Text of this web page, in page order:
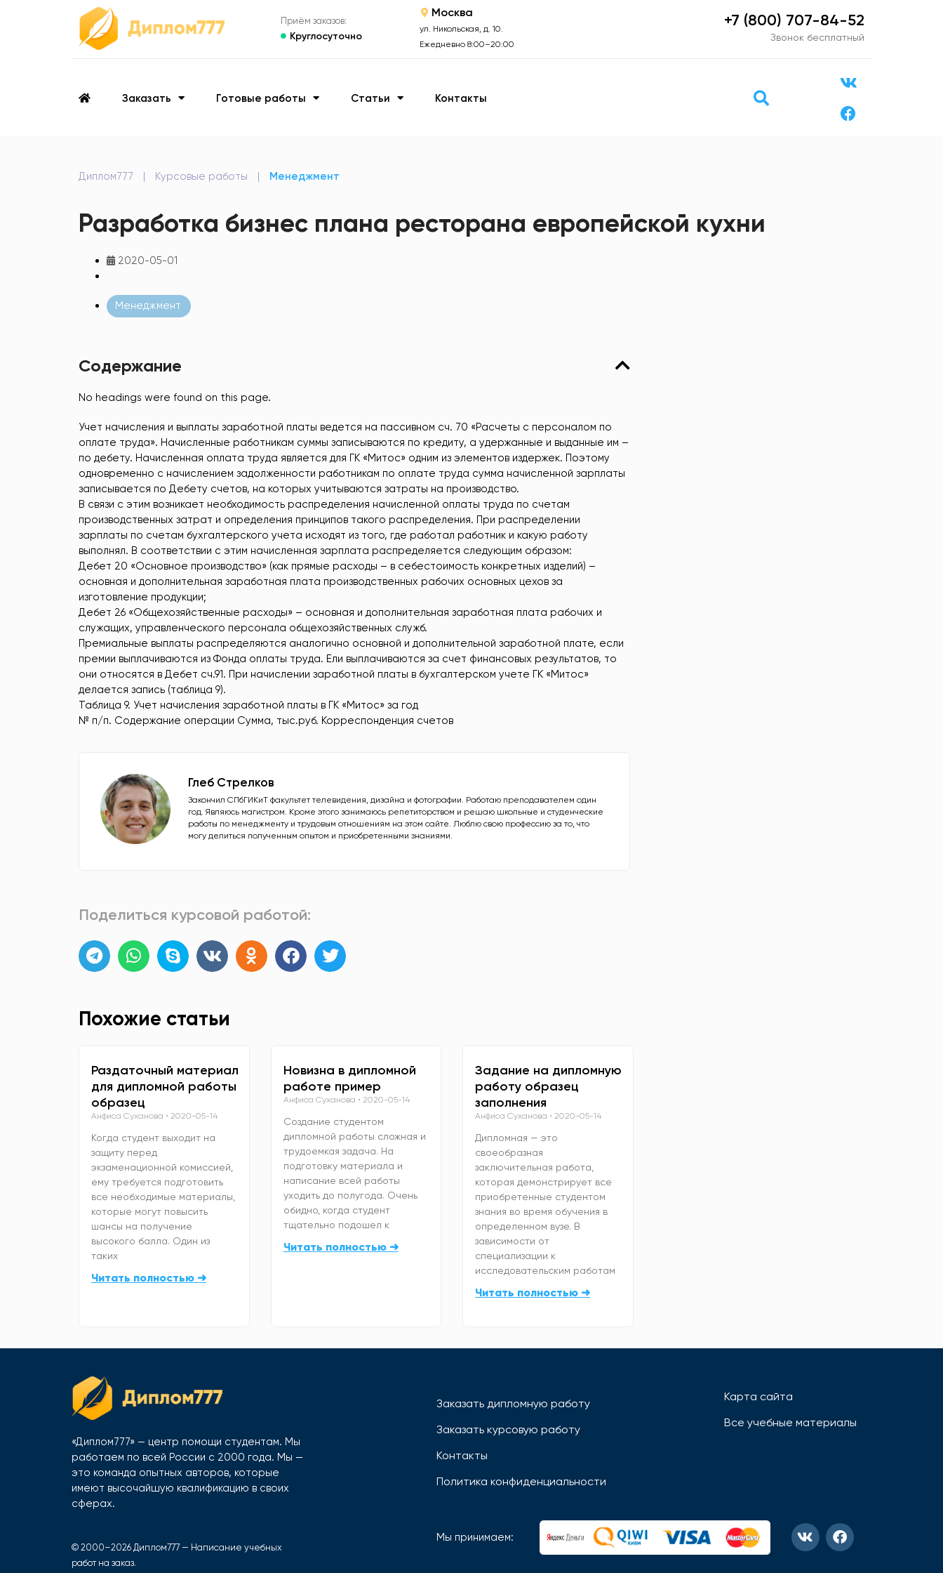
Приём заказов:
Круглосуточно
Москва
ул. Никольская, д. 10.
Ежедневно 8:00–20:00
+7 (800) 707-84-52
Звонок бесплатный
Заказать Готовые работы Статьи Контакты
Диплом777 | Курсовые работы | Менеджмент
Разработка бизнес плана ресторана европейской кухни
2020-05-01
Менеджмент
Содержание
No headings were found on this page.
Учет начисления и выплаты заработной платы ведется на пассивном сч. 70 «Расчеты с персоналом по
оплате труда». Начисленные работникам суммы записываются по кредиту, а удержанные и выданные им –
по дебету. Начисленная оплата труда является для ГК «Митос» одним из элементов издержек. Поэтому
одновременно с начислением задолженности работникам по оплате труда сумма начисленной зарплаты
записывается по Дебету счетов, на которых учитываются затраты на производство.
В связи с этим возникает необходимость распределения начисленной оплаты труда по счетам
производственных затрат и определения принципов такого распределения. При распределении
зарплаты по счетам бухгалтерского учета исходят из того, где работал работник и какую работу
выполнял. В соответствии с этим начисленная зарплата распределяется следующим образом:
Дебет 20 «Основное производство» (как прямые расходы – в себестоимость конкретных изделий) –
основная и дополнительная заработная плата производственных рабочих основных цехов за
изготовление продукции;
Дебет 26 «Общехозяйственные расходы» – основная и дополнительная заработная плата рабочих и
служащих, управленческого персонала общехозяйственных служб.
Премиальные выплаты распределяются аналогично основной и дополнительной заработной плате, если
премии выплачиваются из Фонда оплаты труда. Ели выплачиваются за счет финансовых результатов, то
они относятся в Дебет сч.91. При начислении заработной платы в бухгалтерском учете ГК «Митос»
делается запись (таблица 9).
Таблица 9. Учет начисления заработной платы в ГК «Митос» за год
№ п/п. Содержание операции Сумма, тыс.руб. Корреспонденция счетов
Глеб Стрелков
Закончил СПбГИКиТ факультет телевидения, дизайна и фотографии. Работаю преподавателем один
год. Являюсь магистром. Кроме этого занимаюсь репетиторством и решаю школьные и студенческие
работы по менеджменту и трудовым отношениям на этом сайте. Люблю свою профессию за то, что
могу делиться полученным опытом и приобретенными знаниями.
Поделиться курсовой работой:
Похожие статьи
Раздаточный материал
для дипломной работы
образец
Анфиса Суханова 2020-05-14
Когда студент выходит на
защиту перед
экзаменационной комиссией,
ему требуется подготовить
все необходимые материалы,
которые могут повысить
шансы на получение
высокого балла. Один из
таких
Читать полностью ➜
Новизна в дипломной
работе пример
Анфиса Суханова 2020-05-14
Создание студентом
дипломной работы сложная и
трудоемкая задача. На
подготовку материала и
написание всей работы
уходить до полугода. Очень
обидно, когда студент
тщательно подошел к
Читать полностью ➜
Задание на дипломную
работу образец
заполнения
Анфиса Суханова 2020-05-14
Дипломная — это
своеобразная
заключительная работа,
которая демонстрирует все
приобретенные студентом
знания во время обучения в
определенном вузе. В
зависимости от
специализации к
исследовательским работам
Читать полностью ➜
«Диплом777» — центр помощи студентам. Мы
работаем по всей России с 2000 года. Мы —
это команда опытных авторов, которые
имеют высочайшую квалификацию в своих
сферах.
© 2000–2026 Диплом777 — Написание учебных
работ на заказ.
Заказать дипломную работу
Заказать курсовую работу
Контакты
Политика конфиденциальности
Карта сайта
Все учебные материалы
Мы принимаем: